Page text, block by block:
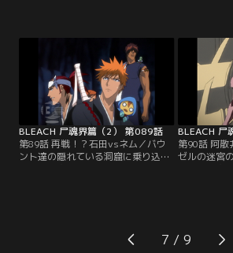
い込まれそうになった時、之芭が最
後の力を振り絞って一同を別の場所
に移動させる。なんとかその場を脱
出した乱菊達だったが、このままで
はバウラにやられるのは時間の問題
だった。その時、乱菊は…。【提
供：バンダイチャンネル】
ことを話す
調査してい
いる洞窟を
のバウント
だった。合
木、弓親の
ダイチャン
BLEACH 尸魂界篇（2） 第089話
第89話 再戦！？石田vsネム／バウ
ント達の隠れている洞窟に乗り込む
まま広い部屋に入ると、そこには信
じられないぐらい大量のゲゼルの目
BLEACH 尸
第90話 阿散
ゼルの迷宮
一護と恋次
した戦闘に
は、自らの
7